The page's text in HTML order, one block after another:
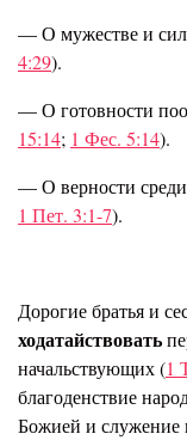
— О мужестве и
4:29).
— О готовности
15:14; 1 Фес. 5:14).
— О верности
1 Пет. 3:1-7).
Дорогие братья и
ходатайствовать
начальствующих (1
благоденствие
Божией и служение